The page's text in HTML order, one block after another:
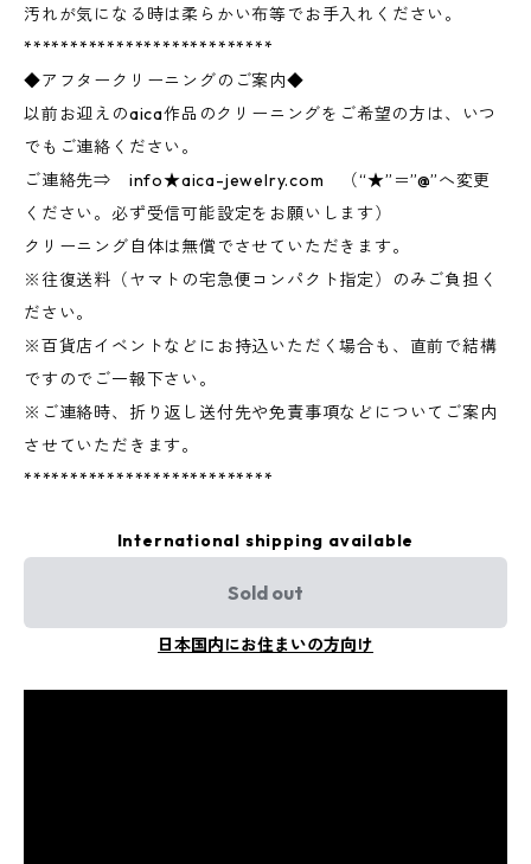
汚れが気になる時は柔らかい布等でお手入れください。
***************************
◆アフタークリーニングのご案内◆
以前お迎えのaica作品のクリーニングをご希望の方は、いつ
でもご連絡ください。
ご連絡先⇒ info★aica-jewelry.com （“★”＝”@”へ変更
ください。必ず受信可能設定をお願いします）
クリーニング自体は無償でさせていただきます。
※往復送料（ヤマトの宅急便コンパクト指定）のみご負担く
ださい。
※百貨店イベントなどにお持込いただく場合も、直前で結構
ですのでご一報下さい。
※ご連絡時、折り返し送付先や免責事項などについてご案内
させていただきます。
***************************
International shipping available
Sold out
日本国内にお住まいの方向け